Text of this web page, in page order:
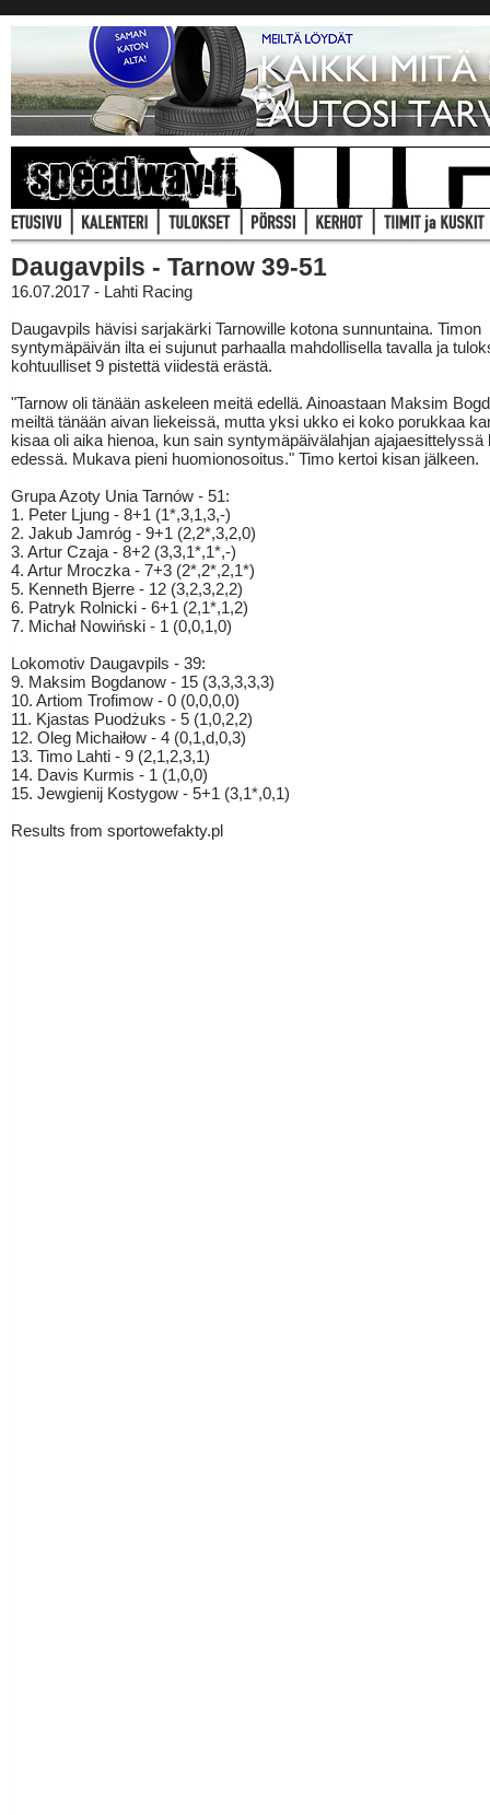
Daugavpils - Tarnow 39-51
16.07.2017 - Lahti Racing
Daugavpils hävisi sarjakärki Tarnowille kotona sunnuntaina. Timon
syntymäpäivän ilta ei sujunut parhaalla mahdollisella tavalla ja
kohtuulliset 9 pistettä viidestä erästä.
"Tarnow oli tänään askeleen meitä edellä. Ainoastaan Maksim
meiltä tänään aivan liekeissä, mutta yksi ukko ei koko porukkaa
kisaa oli aika hienoa, kun sain syntymäpäivälahjan ajajaesittelyssä
edessä. Mukava pieni huomionosoitus." Timo kertoi kisan jälkeen.
Grupa Azoty Unia Tarnów - 51:
1. Peter Ljung - 8+1 (1*,3,1,3,-)
2. Jakub Jamróg - 9+1 (2,2*,3,2,0)
3. Artur Czaja - 8+2 (3,3,1*,1*,-)
4. Artur Mroczka - 7+3 (2*,2*,2,1*)
5. Kenneth Bjerre - 12 (3,2,3,2,2)
6. Patryk Rolnicki - 6+1 (2,1*,1,2)
7. Michał Nowiński - 1 (0,0,1,0)
Lokomotiv Daugavpils - 39:
9. Maksim Bogdanow - 15 (3,3,3,3,3)
10. Artiom Trofimow - 0 (0,0,0,0)
11. Kjastas Puodżuks - 5 (1,0,2,2)
12. Oleg Michaiłow - 4 (0,1,d,0,3)
13. Timo Lahti - 9 (2,1,2,3,1)
14. Davis Kurmis - 1 (1,0,0)
15. Jewgienij Kostygow - 5+1 (3,1*,0,1)
Results from sportowefakty.pl